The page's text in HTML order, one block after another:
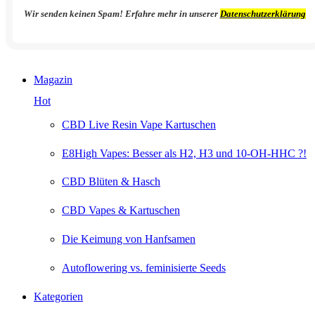
Wir senden keinen Spam! Erfahre mehr in unserer Datenschutzerklärung
Magazin
Hot
CBD Live Resin Vape Kartuschen
E8High Vapes: Besser als H2, H3 und 10-OH-HHC ?!
CBD Blüten & Hasch
CBD Vapes & Kartuschen
Die Keimung von Hanfsamen
Autoflowering vs. feminisierte Seeds
Kategorien